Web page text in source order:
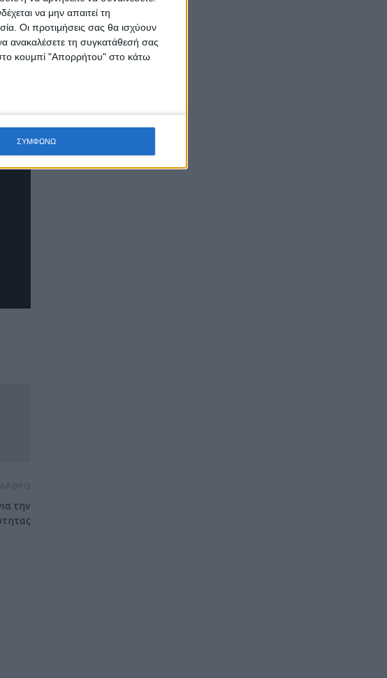
να μην απαιτεί τη
Οι προτιμήσεις σας θα ισχύουν
ανακαλέσετε τη συγκατάθεσή σας
κουμπί "Απορρήτου" στο κάτω
ΣΥΜΦΩΝΩ
την